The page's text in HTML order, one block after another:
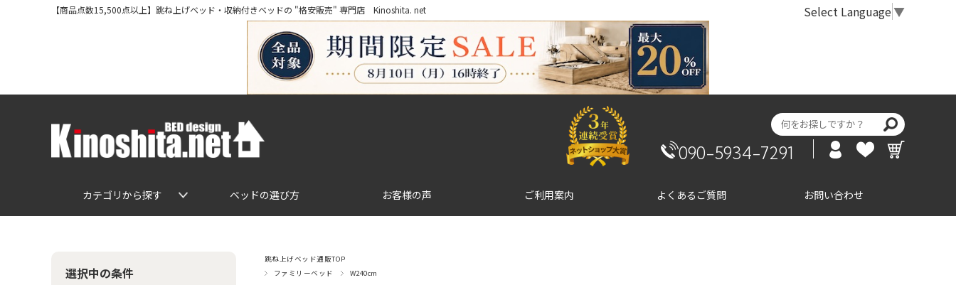
【商品点数15,500点以上】跳ね上げベッド・収納付きベッドの "格安販売" 専門店 Kinoshita. net Select Language▼
090-5934-7291
カテゴリから探す ベッドの選び方 お客様の声 ご利用案内 よくあるご質問 お問い合わせ
跳ね上げベッド通販TOP
ファミリーベッド
W240cm
選択中の条件